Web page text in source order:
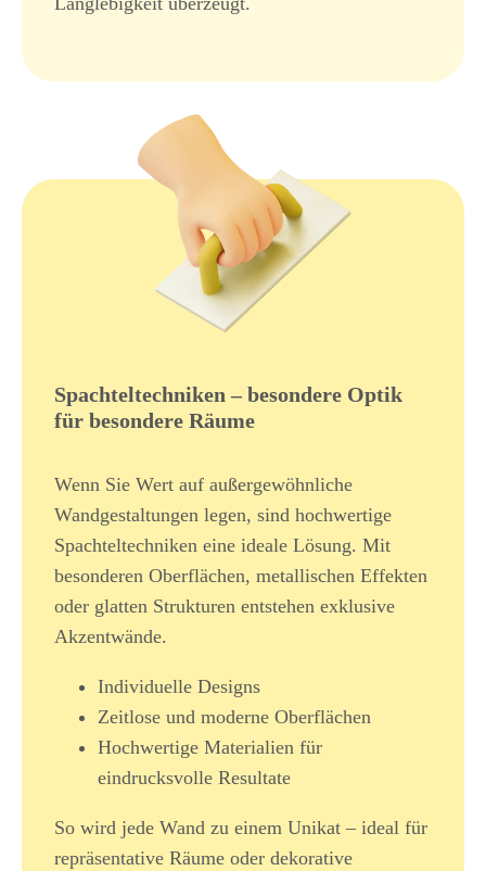
Spachteltechniken – besondere Optik
für besondere Räume
Wenn Sie Wert auf außergewöhnliche
Wandgestaltungen legen, sind hochwertige
Spachteltechniken eine ideale Lösung. Mit
besonderen Oberflächen, metallischen Effekten
oder glatten Strukturen entstehen exklusive
Akzentwände.
Individuelle Designs
Zeitlose und moderne Oberflächen
Hochwertige Materialien für
eindrucksvolle Resultate
So wird jede Wand zu einem Unikat – ideal für
repräsentative Räume oder dekorative